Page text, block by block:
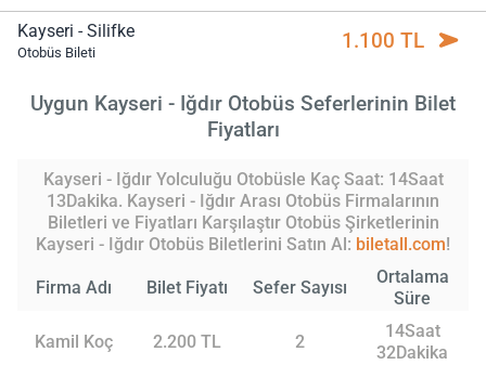
Kayseri - Silifke
Otobüs Bileti 1.100 TL
Uygun Kayseri - Iğdır Otobüs Seferlerinin Bilet
Fiyatları
Kayseri - Iğdır Yolculuğu Otobüsle Kaç Saat: 14Saat
13Dakika. Kayseri - Iğdır Arası Otobüs Firmalarının
Biletleri ve Fiyatları Karşılaştır Otobüs Şirketlerinin
Kayseri - Iğdır Otobüs Biletlerini Satın Al: biletall.com!
Firma Adı Bilet Fiyatı Sefer Sayısı
Ortalama
Süre
Kamil Koç 2.200 TL 2
14Saat
32Dakika